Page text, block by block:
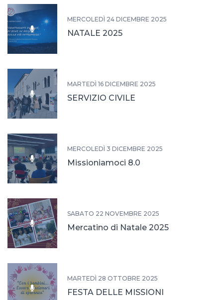
MERCOLEDÌ 24 DICEMBRE 2025
NATALE 2025
MARTEDÌ 16 DICEMBRE 2025
SERVIZIO CIVILE
MERCOLEDÌ 3 DICEMBRE 2025
Missioniamoci 8.0
SABATO 22 NOVEMBRE 2025
Mercatino di Natale 2025
MARTEDÌ 28 OTTOBRE 2025
FESTA DELLE MISSIONI